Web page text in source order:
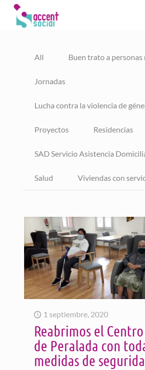
All Buen trato a personas
Jornadas
Lucha contra la violencia de
Proyectos Residencias
SAD Servicio Asistencia
Salud Viviendas con
1 septiembre, 2020
Reabrimos el
de Peralada con
medidas de